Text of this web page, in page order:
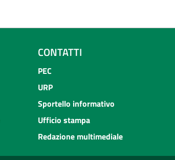
CONTATTI
PEC
URP
Sportello informativo
Ufficio stampa
Redazione multimediale